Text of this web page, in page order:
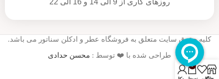
کلیه حقوق سایت متعلق به فروشگاه عطر و ادکلن سناتور می باشد.
طراحی شده با ❤️ توسط : محسن حدادی
0